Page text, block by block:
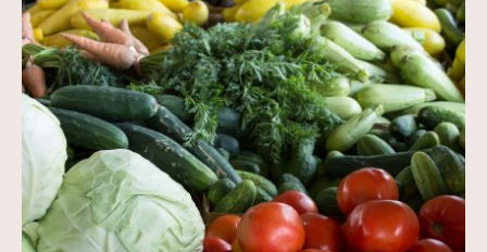
Kontakt
My Account
Nauka praktyce praktyka nauce
O nas
Polityka Prywatności